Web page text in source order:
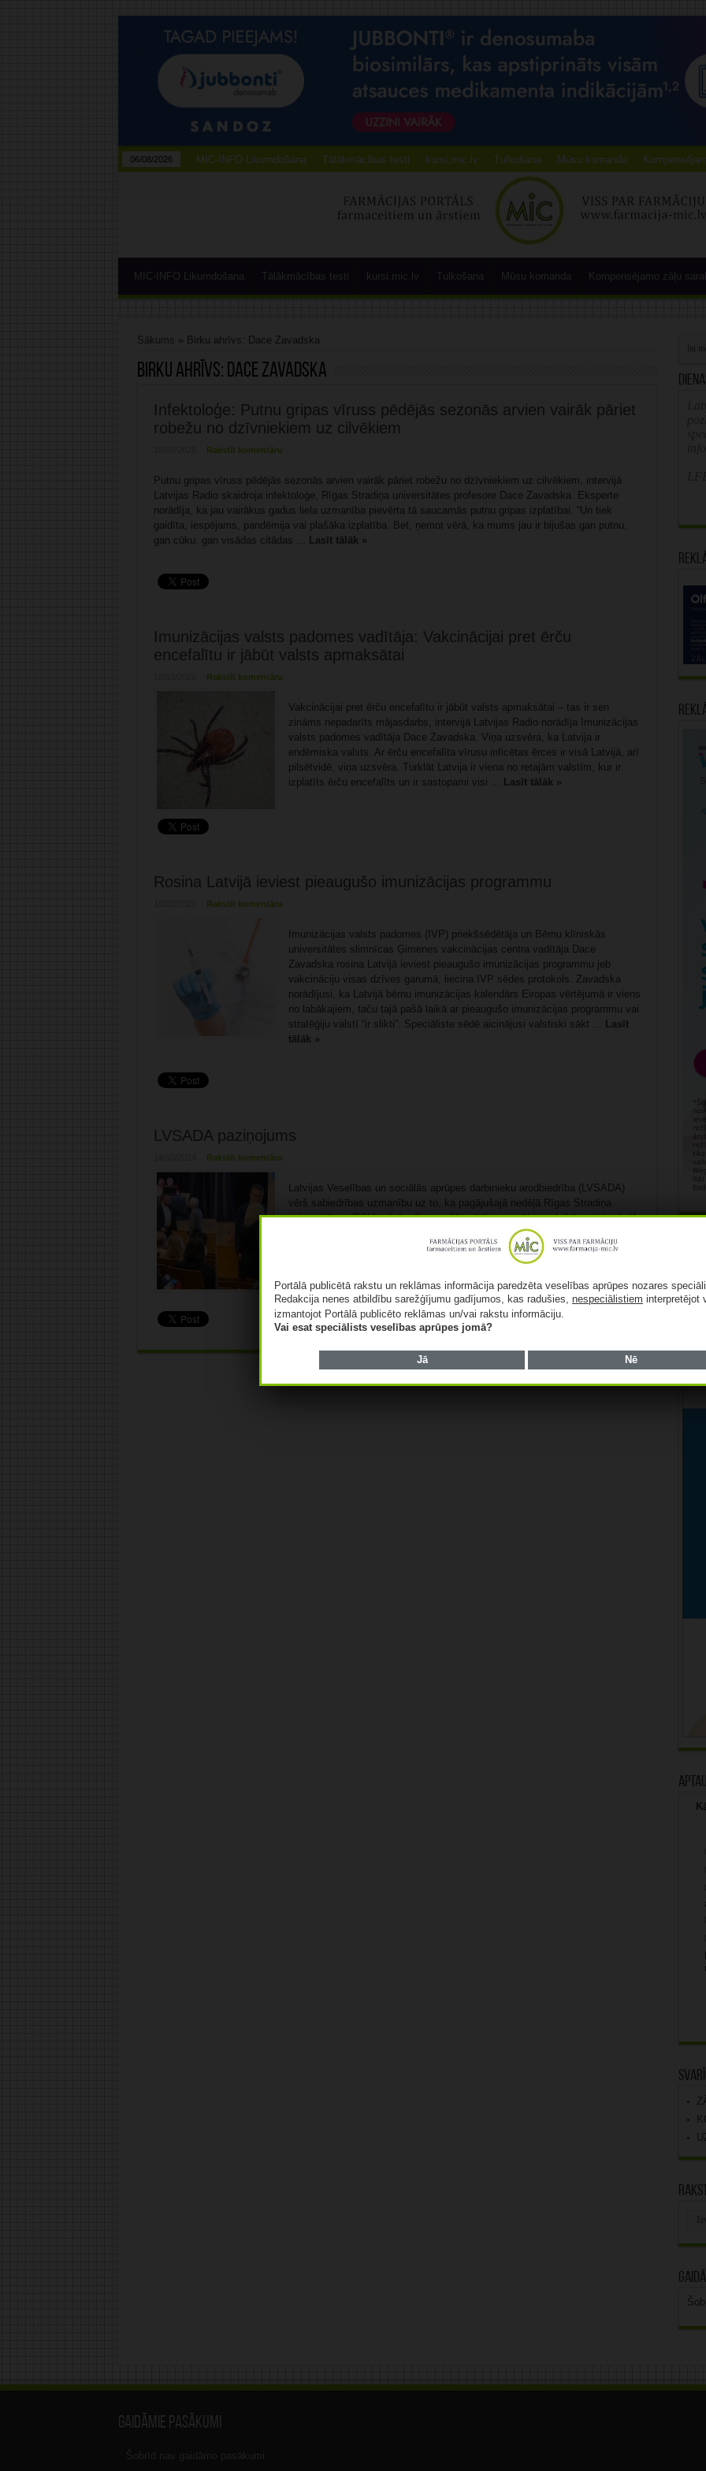
06/08/2026 MIC-INFO Likumdošana Tālākmācības testi kursi.mic.lv Tulkošana Mūsu komanda
MIC-INFO Likumdošana Tālākmācības testi kursi.mic.lv Tulkošana Mūsu komanda Kompensējamo zāļu
Sākums » Birku ahrīvs: Dace Zavadska
Birku ahrīvs: Dace Zavadska
Infektoloģe: Putnu gripas vīruss pēdējās sezonās arvien vairāk pāriet
robežu no dzīvniekiem uz cilvēkiem
Rakstīt komentāru
Putnu gripas vīruss pēdējās sezonās arvien vairāk pāriet robežu no dzīvniekiem uz cilvēkiem, intervijā
Latvijas Radio skaidroja infektoloģe, Rīgas Stradiņa universitātes profesore Dace Zavadska. Eksperte
norādīja, ka jau vairākus gadus liela uzmanība pievērta tā saucamās putnu gripas izplatībai. “Un tiek
gaidīta, iespējams, pandēmija vai plašāka izplatība. Bet, ņemot vērā, ka mums jau ir bijušas gan putnu,
gan cūku, gan visādas citādas ... Lasīt tālāk »
Imunizācijas valsts padomes vadītāja: Vakcinācijai pret ērču
encefalītu ir jābūt valsts apmaksātai
Rakstīt komentāru
Vakcinācijai pret ērču encefalītu ir jābūt valsts apmaksātai – tas ir sen
zināms nepadarīts mājasdarbs, intervijā Latvijas Radio norādīja Imunizācijas
valsts padomes vadītāja Dace Zavadska. Viņa uzsvēra, ka Latvija ir
endēmiska valsts. Ar ērču encefalīta vīrusu inficētas ērces ir visā Latvijā, arī
pilsētvidē, viņa uzsvēra. Turklāt Latvija ir viena no retajām valstīm, kur ir
izplatīts ērču encefalīts un ir sastopami visi ... Lasīt tālāk »
Rosina Latvijā ieviest pieaugušo imunizācijas programmu
Rakstīt komentāru
Imunizācijas valsts padomes (IVP) priekšsēdētāja un Bērnu klīniskās
universitātes slimnīcas Ģimenes vakcinācijas centra vadītāja Dace
Zavadska rosina Latvijā ieviest pieaugušo imunizācijas programmu jeb
vakcināciju visas dzīves garumā, liecina IVP sēdes protokols. Zavadska
norādījusi, ka Latvijā bērnu imunizācijas kalendārs Eiropas vērtējumā ir viens
no labākajiem, taču tajā pašā laikā ar pieaugušo imunizācijas programmu vai
stratēģiju valstī “ir slikti”. Speciāliste sēdē aicinājusi valstiski sākt ... Lasīt
tālāk »
LVSADA paziņojums
Rakstīt komentāru
Latvijas Veselības un sociālās aprūpes darbinieku arodbiedrība (LVSADA)
vērš sabiedrības uzmanību uz to, ka pagājušajā nedēļā Rīgas Stradiņa
universitātes (RSU) telpās rīkota mūžizglītības pasākuma laikā noticis skaļš
incidents, kam varētu būt tālejošas sekas. Par incidentu ziņoja “la.lv”
12.oktobrī. Atbilstoši publicētajam, RSU telpās notika ārstu mūžizglītības
pasākums, no kura par neērtu jautājumu uzdošanu un viedokļa paušanu
Gaidāmie pasākumi
Šobrīd nav gaidāmo pasākumi.
Portālā publicētā rakstu un reklāmas informācija paredzēta veselības aprūpes nozares
Redakcija nenes atbildību sarežģījumu gadījumos, kas radušies,nespeciālistiem interpretējot
izmantojot Portālā publicēto reklāmas un/vai rakstu informāciju.
Vai esat speciālists veselības aprūpes jomā?
Jā Nē